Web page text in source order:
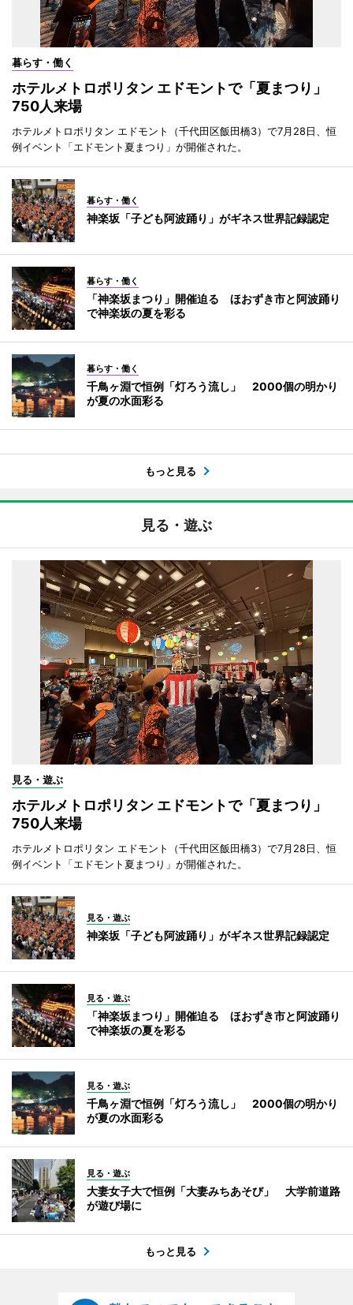
暮らす・働く
ホテルメトロポリタン エドモントで「夏まつり」
750人来場
ホテルメトロポリタン エドモント（千代田区飯田橋3）で7月28日、恒
例イベント「エドモント夏まつり」が開催された。
暮らす・働く
神楽坂「子ども阿波踊り」がギネス世界記録認定
暮らす・働く
「神楽坂まつり」開催迫る ほおずき市と阿波踊り
で神楽坂の夏を彩る
暮らす・働く
千鳥ヶ淵で恒例「灯ろう流し」 2000個の明かり
が夏の水面彩る
もっと見る
見る・遊ぶ
見る・遊ぶ
ホテルメトロポリタン エドモントで「夏まつり」
750人来場
ホテルメトロポリタン エドモント（千代田区飯田橋3）で7月28日、恒
例イベント「エドモント夏まつり」が開催された。
見る・遊ぶ
神楽坂「子ども阿波踊り」がギネス世界記録認定
見る・遊ぶ
「神楽坂まつり」開催迫る ほおずき市と阿波踊り
で神楽坂の夏を彩る
見る・遊ぶ
千鳥ヶ淵で恒例「灯ろう流し」 2000個の明かり
が夏の水面彩る
見る・遊ぶ
大妻女子大で恒例「大妻みちあそび」 大学前道路
が遊び場に
もっと見る